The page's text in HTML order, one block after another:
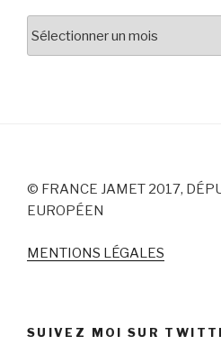
© FRANCE JAMET 2017,
EUROPÉEN
MENTIONS LÉGALES
SUIVEZ MOI SUR